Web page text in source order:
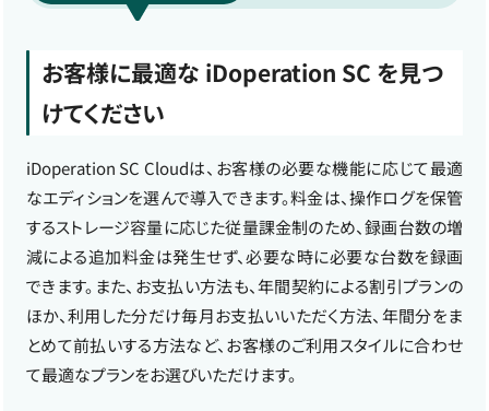
お客様に最適な iDoperation SC を見つ
けてください
iDoperation SC Cloudは、お客様の必要な機能に応じて最適
なエディションを選んで導入できます。料金は、操作ログを保管
するストレージ容量に応じた従量課金制のため、録画台数の増
減による追加料金は発生せず、必要な時に必要な台数を録画
できます。また、お支払い方法も、年間契約による割引プランの
ほか、利用した分だけ毎月お支払いいただく方法、年間分をま
とめて前払いする方法など、お客様のご利用スタイルに合わせ
て最適なプランをお選びいただけます。